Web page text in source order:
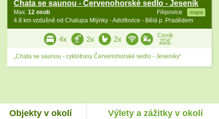
Chata se saunou - Červenohorské sedlo - Jeseník
Filipovice mapa
Max. 12 osob
4.8 km vzdušně od Chalupa Mlýnky - Adolfovice - Bělá p. Pradědem
4x 2x 2x
Ceník
ZDE
„Chata se saunou - cyklotrasy Červenohorské sedlo - Jeseníky“
Objekty v okolí Výlety a zážitky v okolí